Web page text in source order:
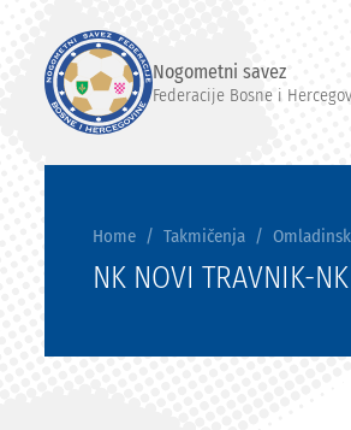
Nogometni savez
Federacije Bosne i
Home Takmičenja
NK NOVI TRAVNIK-